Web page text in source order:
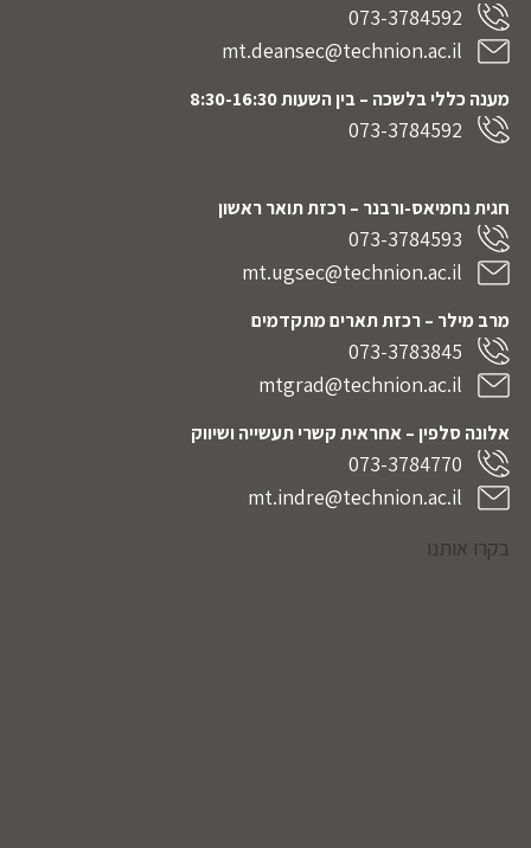
073-3784592
mt.deansec@technion.ac.il
מענה כללי בלשכה – בין השעות 8:30-16:30
073-3784592
חגית נחמיאס-ורבנר – רכזת תואר ראשון
073-3784593
mt.ugsec@technion.ac.il
מרב מילר – רכזת תארים מתקדמים
073-3783845
mtgrad@technion.ac.il
אלונה סלפין – אחראית קשרי תעשייה ושיווק
073-3784770
mt.indre@technion.ac.il
בקרו אותנו